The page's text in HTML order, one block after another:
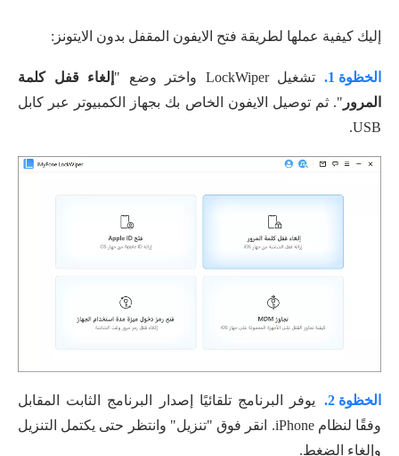
إليك كيفية عملها لطريقة فتح الايفون المقفل بدون الايتونز:
الخظوة 1. تشغيل LockWiper واختر وضع "
إلغاء قفل كلمة
المرور ". ثم توصيل الايفون الخاص بك بجهاز الكمبيوتر عبر كابل
USB.
الخظوة 2.
يوفر البرنامج تلقائيًا إصدار البرنامج الثابت المقابل
وفقًا لنظام iPhone. انقر فوق "تنزيل" وانتظر حتى يكتمل التنزيل
وإلغاء الضغط.